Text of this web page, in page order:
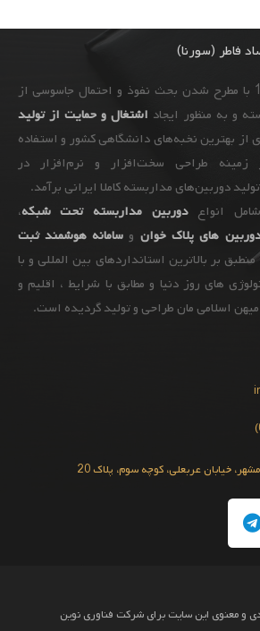
فاطر (سورنا)
این شرکت از سال 1391 با مطرح شدن بحث نفوذ و احتمال جاسوسی از
و به ‌منظور ایجاد اشتغال و حمایت از تولید
از بهترین نخبه‌های دانشگاهی کشور و استفاده
طراحی سخت‌افزار و نرم‌افزار در
دوربین‌های مداربسته کاملا ایرانی برآمد.
انواع دوربین مداربسته تحت شبکه،
دوربین های پلاک خوان وسامانه هوشمند ثبت
بر بالاترین استانداردهای بین المللی و با
های روز دنیا و مطابق با شرایط ، اقلیم و
اسلامی مان طراحی و تولید گردیده است.
خیابان عربعلی، کوچه سوم، پلاک 20
مادی و معنوی این سایت برای شرکت فناوری نوین